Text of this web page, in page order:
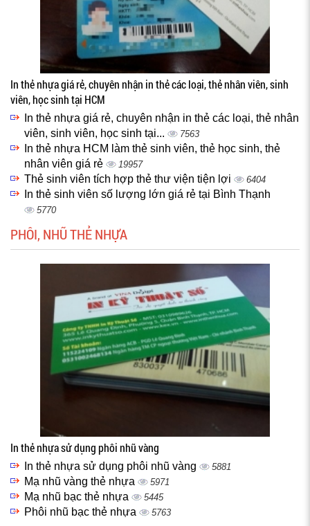
In thẻ nhựa giá rẻ, chuyên nhận in thẻ các loại, thẻ nhân viên, sinh
viên, học sinh tại HCM
In thẻ nhựa giá rẻ, chuyên nhận in thẻ các loại, thẻ nhân
viên, sinh viên, học sinh tại...
7563
In thẻ nhựa HCM làm thẻ sinh viên, thẻ học sinh, thẻ
nhân viên giá rẻ
19957
Thẻ sinh viên tích hợp thẻ thư viện tiện lợi 6404
In thẻ sinh viên số lượng lớn giá rẻ tại Bình Thạnh
5770
PHÔI, NHŨ THẺ NHỰA
In thẻ nhựa sử dụng phôi nhũ vàng
In thẻ nhựa sử dụng phôi nhũ vàng 5881
Mạ nhũ vàng thẻ nhựa 5971
Mạ nhũ bạc thẻ nhựa 5445
Phôi nhũ bạc thẻ nhựa 5763